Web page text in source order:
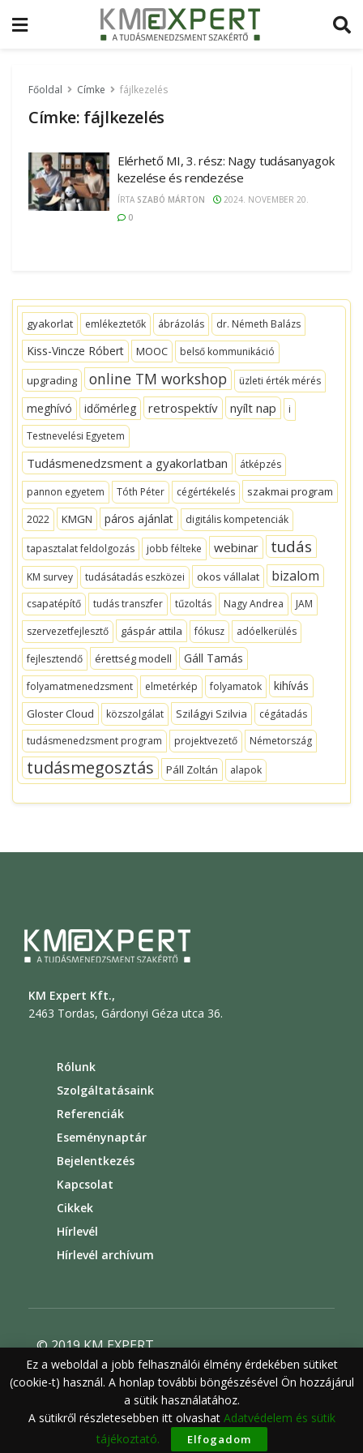
Főoldal Címke fájlkezelés
Címke: fájlkezelés
Elérhető MI, 3. rész: Nagy tudásanyagok
kezelése és rendezése
ÍRTA SZABÓ MÁRTON
2024. NOVEMBER 20.
0
gyakorlat emlékeztetők ábrázolás dr. Németh Balázs
Kiss-Vincze Róbert MOOC belső kommunikáció
upgrading online TM workshop üzleti érték mérés
meghívó időmérleg retrospektív nyílt nap
i
Testnevelési Egyetem
Tudásmenedzsment a gyakorlatban
átképzés
pannon egyetem
Tóth Péter cégértékelés szakmai program
2022 KMGN páros ajánlat digitális kompetenciák
tapasztalat feldolgozás jobb félteke webinar tudás
KM survey tudásátadás eszközei okos vállalat bizalom
csapatépítő tudás transzfer tűzoltás Nagy Andrea
JAM
szervezetfejlesztő
gáspár attila fókusz
adóelkerülés
fejlesztendő
érettség modell Gáll Tamás
folyamatmenedzsment elmetérkép folyamatok kihívás
Gloster Cloud közszolgálat Szilágyi Szilvia
cégátadás
tudásmenedzsment program
projektvezető Németország
tudásmegosztás Páll Zoltán alapok
KM Expert Kft.,
2463 Tordas, Gárdonyi Géza utca 36.
Rólunk
Szolgáltatásaink
Referenciák
Eseménynaptár
Bejelentkezés
Kapcsolat
Cikkek
Hírlevél
Hírlevél archívum
© 2019 KM EXPERT
Általános szerződési feltételek
Felhasználási feltételek
Adatvédelem
Ez a weboldal a jobb felhasználói élmény érdekében sütiket
(cookie-t) használ. A honlap további böngészésével Ön hozzájárul
a sütik használatához.
A sütikről részletesebben itt olvashat Adatvédelem és sütik
tájékoztató.
Elfogadom